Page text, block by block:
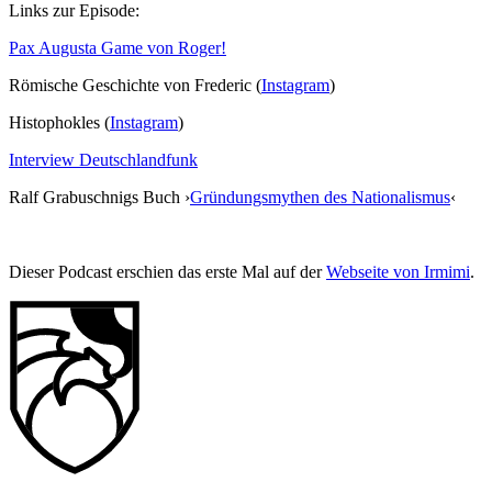
Links zur Episode:
Pax Augusta Game von Roger!
Römische Geschichte von Frederic (Instagram)
Histophokles (Instagram)
Interview Deutschlandfunk
Ralf Grabuschnigs Buch ›Gründungsmythen des Nationalismus‹
Dieser Podcast erschien das erste Mal auf derWebseite von Irmimi.